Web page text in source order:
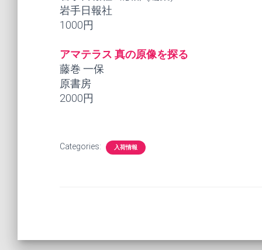
岩手日報社
1000円
アマテラス 真の原像を探る
藤巻 一保
原書房
2000円
Categories: 入荷情報